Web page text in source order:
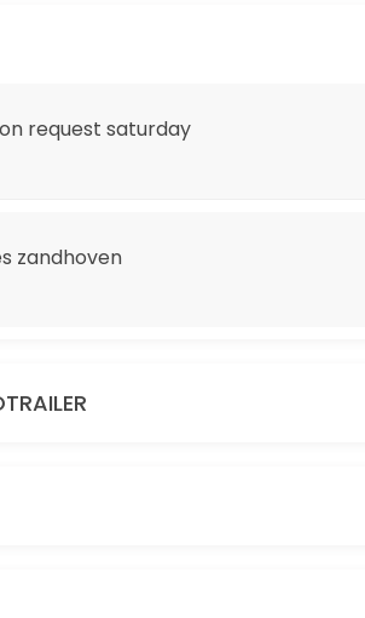
tussen 16-18uur.
van vloerafwerkingen? Een
over wil weten of die
request saturday
zandhoven